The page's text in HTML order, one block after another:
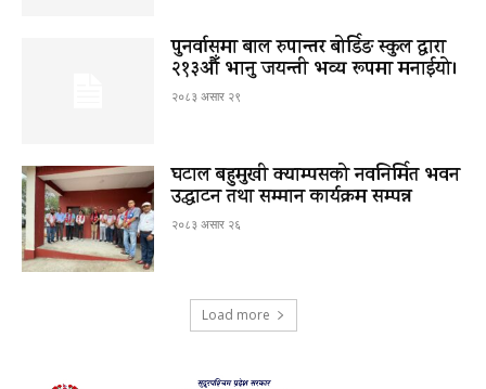
पुनर्वासमा बाल रुपान्तर बोर्डिङ स्कुल द्धारा
२१३औँ भानु जयन्ती भव्य रूपमा मनाईयो।
२०८३ असार २९
घटाल बहुमुखी क्याम्पसको नवनिर्मित भवन
उद्घाटन तथा सम्मान कार्यक्रम सम्पन्न
२०८३ असार २६
Load more